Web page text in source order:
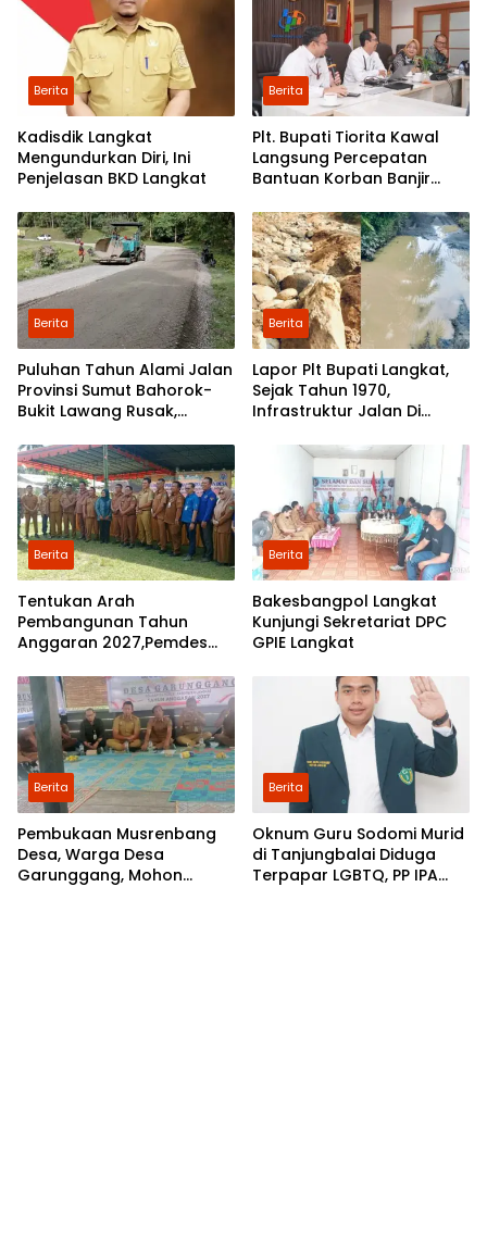
Berita
Kadisdik Langkat
Mengundurkan Diri, Ini
Penjelasan BKD Langkat
Berita
Plt. Bupati Tiorita Kawal
Langsung Percepatan
Bantuan Korban Banjir
Berita
Puluhan Tahun Alami Jalan
Provinsi Sumut Bahorok-
Bukit Lawang Rusak,
Perbaikan
Berita
Lapor Plt Bupati Langkat,
Sejak Tahun 1970,
Infrastruktur Jalan Di
Diperhatikan Pemerintah
Kabupaten Langkat
Berita
Tentukan Arah
Pembangunan Tahun
Anggaran 2027,Pemdes
Musrenbang
Berita
Bakesbangpol Langkat
Kunjungi Sekretariat DPC
GPIE Langkat
Berita
Pembukaan Musrenbang
Desa, Warga Desa
Garunggang, Mohon
Berita
Oknum Guru Sodomi Murid
di Tanjungbalai Diduga
Terpapar LGBTQ, PP IPA